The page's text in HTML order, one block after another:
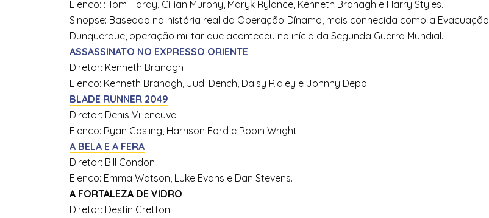
Elenco: : Tom Hardy, Cillian Murphy, Maryk Rylance, Kenneth Branagh e Harry Styles.
Sinopse: Baseado na história real da Operação Dínamo, mais conhecida como a
Dunquerque, operação militar que aconteceu no início da Segunda Guerra Mundial.
ASSASSINATO NO EXPRESSO ORIENTE
Diretor: Kenneth Branagh
Elenco: Kenneth Branagh, Judi Dench, Daisy Ridley e Johnny Depp.
BLADE RUNNER 2049
Diretor: Denis Villeneuve
Elenco: Ryan Gosling, Harrison Ford e Robin Wright.
A BELA E A FERA
Diretor: Bill Condon
Elenco: Emma Watson, Luke Evans e Dan Stevens.
A FORTALEZA DE VIDRO
Diretor: Destin Cretton